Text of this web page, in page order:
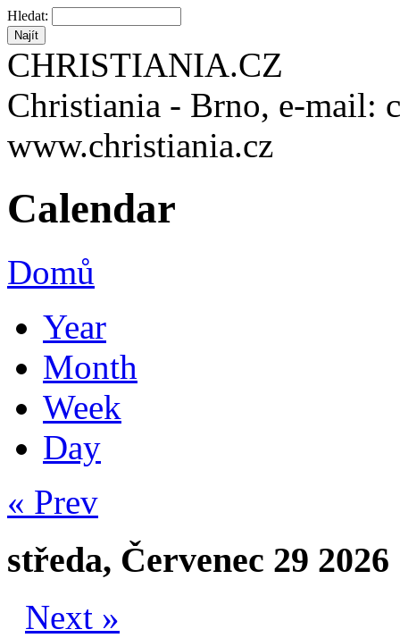
Hledat:
CHRISTIANIA.CZ
Christiania - Brno, e-mail:
www.christiania.cz
Calendar
Domů
Year
Month
Week
Day
« Prev
středa, Červenec 29 2026
Next »